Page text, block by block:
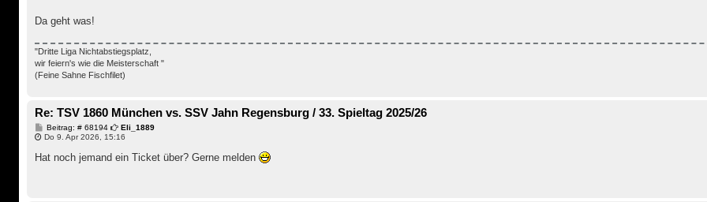
Da geht was!
"Dritte Liga Nichtabstiegsplatz,
wir feiern's wie die Meisterschaft "
(Feine Sahne Fischfilet)
Re: TSV 1860 München vs. SSV Jahn Regensburg / 33. Spieltag 2025/26
Beitrag: # 68194B
e
t
Eli_1889
Do 9. Apr 2026, 15:16
Hat noch jemand ein Ticket über? Gerne melden